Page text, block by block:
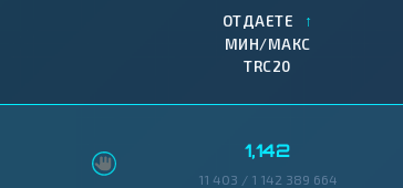
ОТДАЕТЕ ↑
МИН/МАКС
TRC20
1,142
11 403 / 1 142 389 664